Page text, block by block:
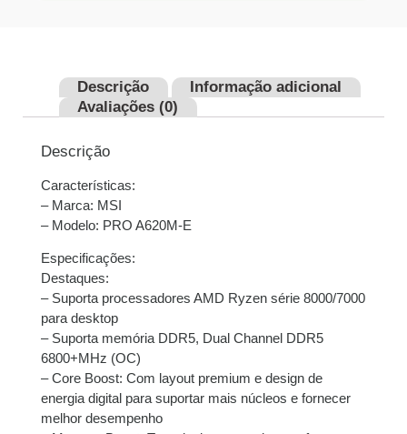
juros
2x deR$319,50sem
R$639,00
3x deR$213,00
juros
juros
5x de R$
juros
6x de 107,99
com
juros
R$ 647,94
Descrição
Informação adicional
Avaliações (0)
Descrição
Características:
– Marca: MSI
– Modelo: PRO A620M-E
Especificações:
Destaques:
– Suporta processadores AMD Ryzen série 8000/7000
para desktop
– Suporta memória DDR5, Dual Channel DDR5
6800+MHz (OC)
– Core Boost: Com layout premium e design de
energia digital para suportar mais núcleos e fornecer
melhor desempenho